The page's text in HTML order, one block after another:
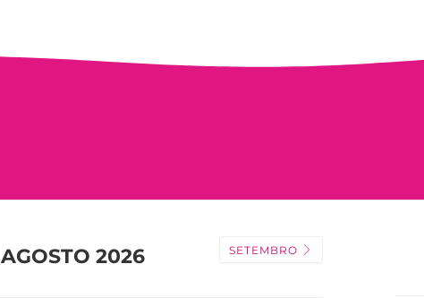
AGOSTO 2026 SETEMBRO